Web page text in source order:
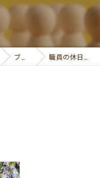
ブログ 職員の休日便り